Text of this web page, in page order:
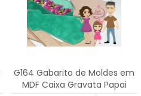
G164 Gabarito de Moldes em
MDF Caixa Gravata Papai